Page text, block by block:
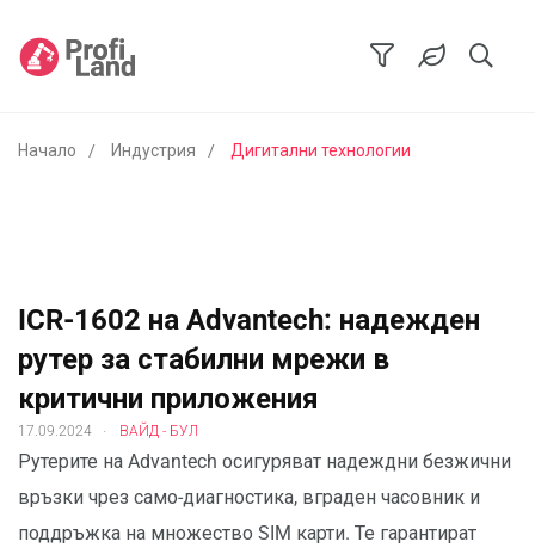
Начало Индустрия Дигитални технологии
ICR-1602 на Advantech: надежден
рутер за стабилни мрежи в
критични приложения
17.09.2024 . ВАЙД - БУЛ
Рутерите на Advantech осигуряват надеждни безжични
връзки чрез само-диагностика, вграден часовник и
поддръжка на множество SIM карти. Те гарантират